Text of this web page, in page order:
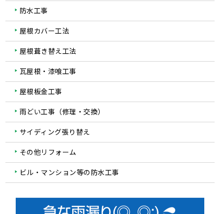
防水工事
屋根カバー工法
屋根葺き替え工法
瓦屋根・漆喰工事
屋根板金工事
雨どい工事（修理・交換）
サイディング張り替え
その他リフォーム
ビル・マンション等の防水工事